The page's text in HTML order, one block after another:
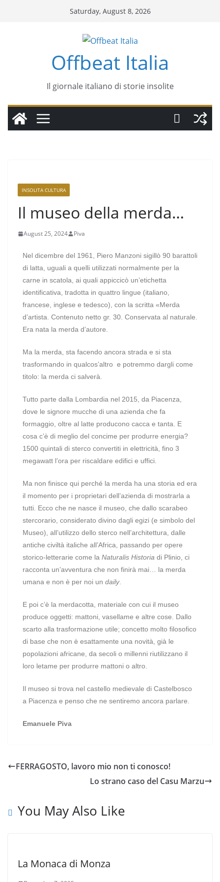
Saturday, August 8, 2026
Offbeat Italia
Il giornale italiano di storie insolite
INSOLITA CULTURA
Il museo della merda…
August 25, 2024 Piva
Nel dicembre del 1961, Piero Manzoni sigillò 90 barattoli
di latta, uguali a quelli utilizzati normalmente per la
carne in scatola, ai quali appiccicò un’etichetta
identificativa, tradotta in quattro lingue (italiano,
francese, inglese e tedesco), con la scritta «Merda
d’artista. Contenuto netto gr. 30. Conservata al naturale.
Era nata la merda d’autore.
Ma la merda, sta facendo ancora strada e si sta
trasformando in qualcos’altro e potremmo dargli come
titolo: la merda ci salverà.
Tutto parte dalla Lombardia nel 2015, da Piacenza,
dove le signore mucche di una azienda che fa
formaggio, oltre al latte producono cacca e tanta. E
cosa c’è di meglio del concime per produrre energia?
1500 quintali di sterco convertiti in elettricità, fino 3
megawatt l’ora per riscaldare edifici e uffici.
Ma non finisce qui perché la merda ha una storia ed era
il momento per i proprietari dell’azienda di mostrarla a
tutti. Ecco che ne nasce il museo, che dallo scarabeo
stercorario, considerato divino dagli egizi (e simbolo del
Museo), all’utilizzo dello sterco nell’architettura, dalle
antiche civiltà italiche all’Africa, passando per opere
storico-letterarie come la Naturalis Historia di Plinio, ci
racconta un’avventura che non finirà mai… la merda
umana e non è per noi un daily.
E poi c’è la merdacotta, materiale con cui il museo
produce oggetti: mattoni, vasellame e altre cose. Dallo
scarto alla trasformazione utile; concetto molto filosofico
di base che non è esattamente una novità, già le
popolazioni africane, da secoli o millenni riutilizzano il
loro letame per produrre mattoni o altro.
Il museo si trova nel castello medievale di Castelbosco
a Piacenza e penso che ne sentiremo ancora parlare.
Emanuele Piva
FERRAGOSTO, lavoro mio non ti conosco!
Lo strano caso del Casu Marzu
You May Also Like
La Monaca di Monza